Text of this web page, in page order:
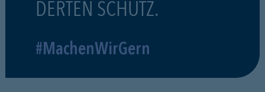
DERTEN SCHUTZ.
#MachenWirGern